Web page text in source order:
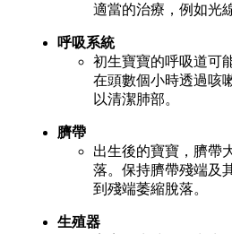
適當的治療，例如光
呼吸系統
初生寶寶的呼吸道可
在頭數個小時透過咳
以清潔肺部。
臍帶
出生後的寶寶，臍帶
落。保持臍帶殘端及
到殘端萎縮脫落。
生殖器